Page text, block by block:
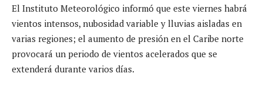
El Instituto Meteorológico informó que este viernes habrá
vientos intensos, nubosidad variable y lluvias aisladas en
varias regiones; el aumento de presión en el Caribe norte
provocará un periodo de vientos acelerados que se
extenderá durante varios días.